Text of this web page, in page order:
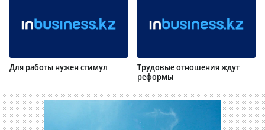
Для работы нужен стимул
Трудовые отношения ждут
реформы